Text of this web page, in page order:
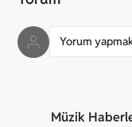
Yorum yapmak
Müzik